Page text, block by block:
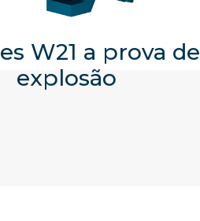
W21 a prova de
explosão